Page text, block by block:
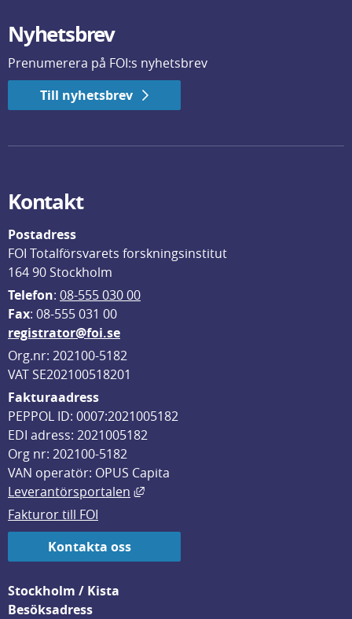
Nyhetsbrev
Prenumerera på FOI:s nyhetsbrev
Till nyhetsbrev
Kontakt
Postadress
FOI Totalförsvarets forskningsinstitut
164 90 Stockholm
Telefon: 08-555 030 00
Fax: 08-555 031 00
registrator@foi.se
Org.nr: 202100-5182
VAT SE202100518201
Fakturaadress
PEPPOL ID: 0007:2021005182
EDI adress: 2021005182
Org nr: 202100-5182
VAN operatör: OPUS Capita
Leverantörsportalen
Länk till annan webbplats, öppnas
Fakturor till FOI
Kontakta oss
Stockholm / Kista
Besöksadress